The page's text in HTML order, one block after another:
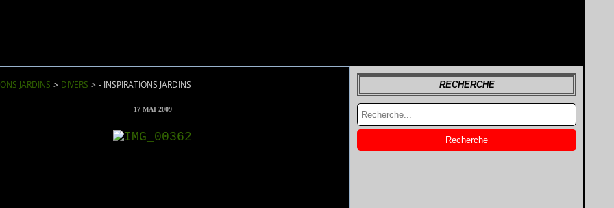
JARDINS > DIVERS > - INSPIRATIONS JARDINS
17 MAI 2009
RECHERCHE